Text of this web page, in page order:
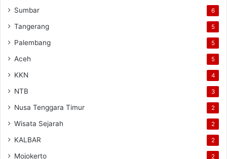
Sumbar 6
Tangerang 5
Palembang 5
Aceh 5
KKN 4
NTB 3
Nusa Tenggara Timur 2
Wisata Sejarah 2
KALBAR 2
Mojokerto 2